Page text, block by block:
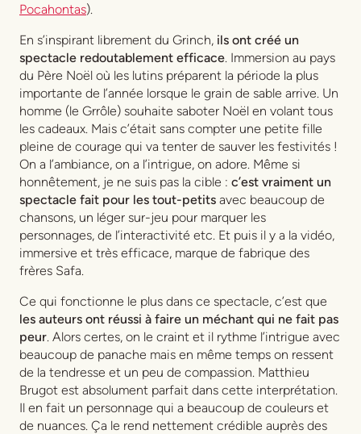
Pocahontas).
En s’inspirant librement du Grinch, ils ont créé un
spectacle redoutablement efficace. Immersion au pays
du Père Noël où les lutins préparent la période la plus
importante de l’année lorsque le grain de sable arrive. Un
homme (le Grrôle) souhaite saboter Noël en volant tous
les cadeaux. Mais c’était sans compter une petite fille
pleine de courage qui va tenter de sauver les festivités !
On a l’ambiance, on a l’intrigue, on adore. Même si
honnêtement, je ne suis pas la cible : c’est vraiment un
spectacle fait pour les tout-petits avec beaucoup de
chansons, un léger sur-jeu pour marquer les
personnages, de l’interactivité etc. Et puis il y a la vidéo,
immersive et très efficace, marque de fabrique des
frères Safa.
Ce qui fonctionne le plus dans ce spectacle, c’est que
les auteurs ont réussi à faire un méchant qui ne fait pas
peur. Alors certes, on le craint et il rythme l’intrigue avec
beaucoup de panache mais en même temps on ressent
de la tendresse et un peu de compassion. Matthieu
Brugot est absolument parfait dans cette interprétation.
Il en fait un personnage qui a beaucoup de couleurs et
de nuances. Ça le rend nettement crédible auprès des